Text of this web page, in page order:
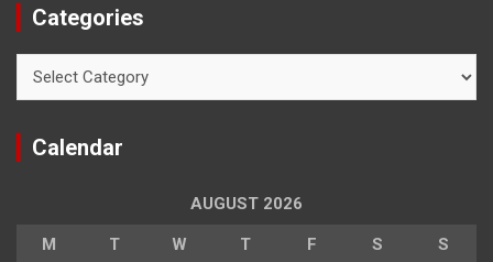
Categories
Calendar
AUGUST 2026
M T W T F S S